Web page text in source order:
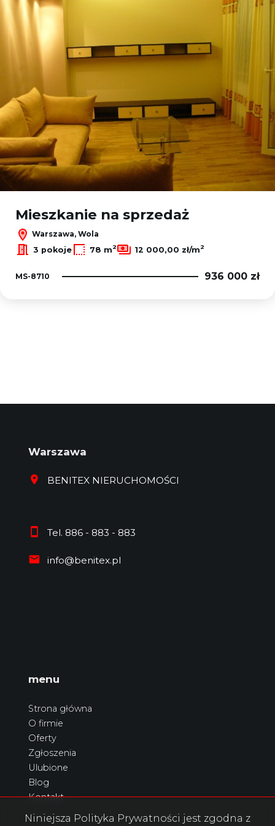
Mieszkanie na sprzedaż
Warszawa, Wola
3 pokoje
78 m2 12 000,00 zł/m2
MS-8710 936 000 zł
Warszawa
BENITEX NIERUCHOMOŚCI
Tel. 886 - 883 - 883
info@benitex.pl
menu
Strona główna
O firmie
Oferty
Zgłoszenia
Ulubione
Blog
Kontakt
Niniejsza Polityka Prywatności jest zgodna z